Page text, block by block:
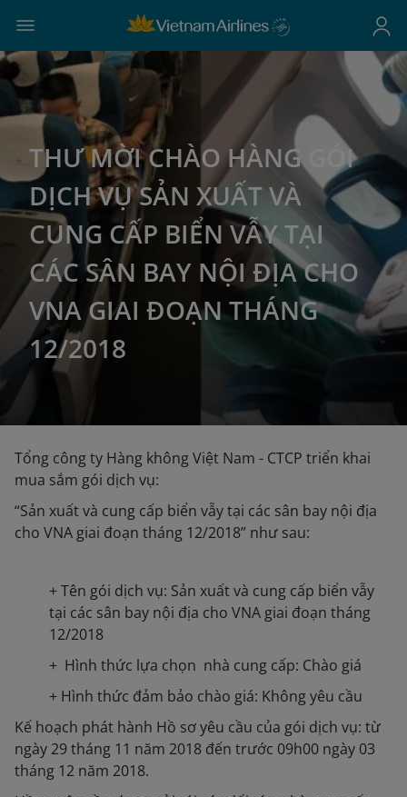
THƯ MỜI CHÀO HÀNG GÓI
DỊCH VỤ SẢN XUẤT VÀ
CUNG CẤP BIỂN VẪY TẠI
CÁC SÂN BAY NỘI ĐỊA CHO
VNA GIAI ĐOẠN THÁNG
12/2018
Tổng công ty Hàng không Việt Nam - CTCP triển khai
mua sắm gói dịch vụ:
“Sản xuất và cung cấp biển vẫy tại các sân bay nội địa
cho VNA giai đoạn tháng 12/2018” như sau:
+ Tên gói dịch vụ: Sản xuất và cung cấp biển vẫy
tại các sân bay nội địa cho VNA giai đoạn tháng
12/2018
+ Hình thức lựa chọn nhà cung cấp: Chào giá
+ Hình thức đảm bảo chào giá: Không yêu cầu
Kế hoạch phát hành Hồ sơ yêu cầu của gói dịch vụ: từ
ngày 29 tháng 11 năm 2018 đến trước 09h00 ngày 03
tháng 12 năm 2018.